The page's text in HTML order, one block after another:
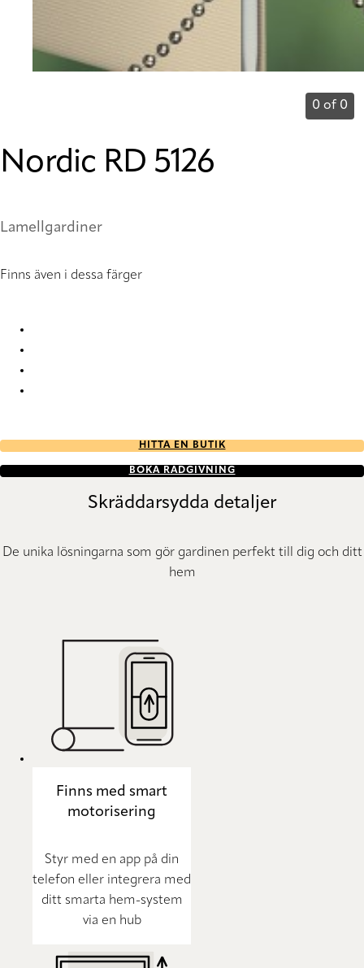
0 of 0
Nordic RD 5126
Lamellgardiner
Finns även i dessa färger
HITTA EN BUTIK
BOKA RÅDGIVNING
Skräddarsydda detaljer
De unika lösningarna som gör gardinen perfekt till dig och ditt
hem
Finns med smart
motorisering
Styr med en app på din
telefon eller integrera med
ditt smarta hem-system
via en hub